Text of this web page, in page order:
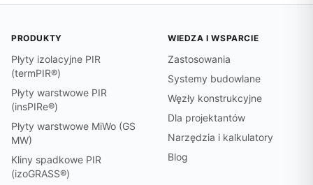
PRODUKTY
Płyty izolacyjne PIR
(termPIR®)
Płyty warstwowe PIR
(insPIRe®)
Płyty warstwowe MiWo (GS
MW)
Kliny spadkowe PIR
(izoGRASS®)
WIEDZA I WSPARCIE
Zastosowania
Systemy budowlane
Węzły konstrukcyjne
Dla projektantów
Narzędzia i kalkulatory
Blog